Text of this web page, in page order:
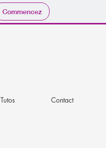
Commencez
Tutos Contact